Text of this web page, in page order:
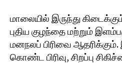
மாலையில் இருந்து
புதிய குழந்தை மற்றும்
மனநலப் பிரிவை
கொண்ட பிரிவு, சிறப்பு